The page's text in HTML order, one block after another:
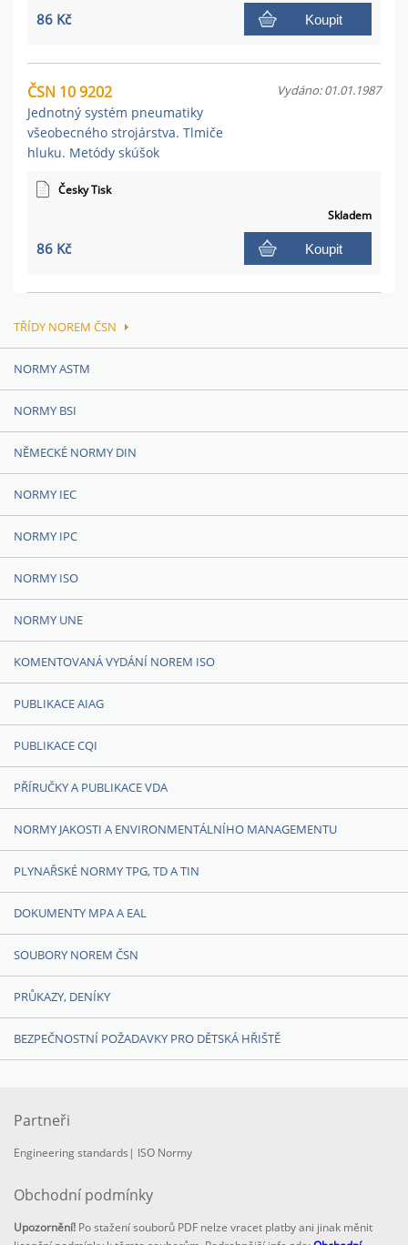
86 Kč Koupit
ČSN 10 9202
Jednotný systém pneumatiky
všeobecného strojárstva. Tlmiče
hluku. Metódy skúšok
Vydáno: 01.01.1987
Česky Tisk
Skladem
86 Kč Koupit
TŘÍDY NOREM ČSN
NORMY ASTM
NORMY BSI
NĚMECKÉ NORMY DIN
NORMY IEC
NORMY IPC
NORMY ISO
NORMY UNE
KOMENTOVANÁ VYDÁNÍ NOREM ISO
PUBLIKACE AIAG
PUBLIKACE CQI
PŘÍRUČKY A PUBLIKACE VDA
NORMY JAKOSTI A ENVIRONMENTÁLNÍHO MANAGEMENTU
PLYNAŘSKÉ NORMY TPG, TD A TIN
DOKUMENTY MPA A EAL
SOUBORY NOREM ČSN
PRŮKAZY, DENÍKY
BEZPEČNOSTNÍ POŽADAVKY PRO DĚTSKÁ HŘIŠTĚ
Partneři
Engineering standards | ISO Normy
Obchodní podmínky
Upozornění! Po stažení souborů PDF nelze vracet platby ani jinak měnit